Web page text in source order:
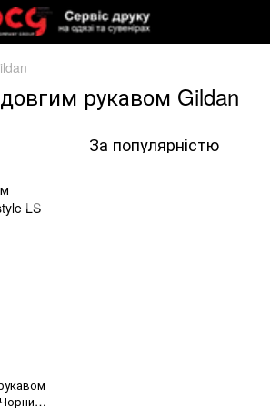
рукавом Gildan
За популярністю